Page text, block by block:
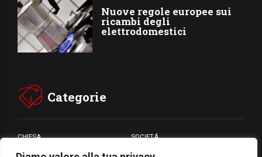
Nuove regole europee sui
ricambi degli
elettrodomestici
Categorie
CHIESA SOCIETÁ